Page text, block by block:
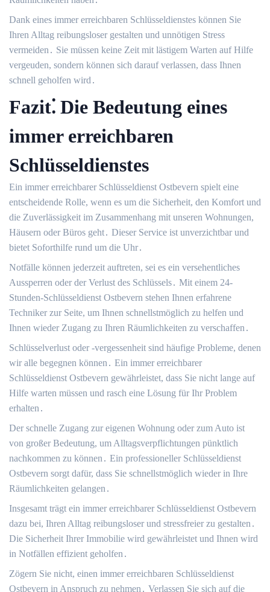
Dank eines immer erreichbaren Schlüsseldienstes können Sie
Ihren Alltag reibungsloser gestalten und unnötigen Stress
vermeiden․ Sie müssen keine Zeit mit lästigem Warten auf Hilfe
vergeuden, sondern können sich darauf verlassen, dass Ihnen
schnell geholfen wird․
Fazit⁚ Die Bedeutung eines
immer erreichbaren
Schlüsseldienstes
Ein immer erreichbarer Schlüsseldienst Ostbevern spielt eine
entscheidende Rolle, wenn es um die Sicherheit, den Komfort und
die Zuverlässigkeit im Zusammenhang mit unseren Wohnungen,
Häusern oder Büros geht․ Dieser Service ist unverzichtbar und
bietet Soforthilfe rund um die Uhr․
Notfälle können jederzeit auftreten, sei es ein versehentliches
Aussperren oder der Verlust des Schlüssels․ Mit einem 24-
Stunden-Schlüsseldienst Ostbevern stehen Ihnen erfahrene
Techniker zur Seite, um Ihnen schnellstmöglich zu helfen und
Ihnen wieder Zugang zu Ihren Räumlichkeiten zu verschaffen․
Schlüsselverlust oder -vergessenheit sind häufige Probleme, denen
wir alle begegnen können․ Ein immer erreichbarer
Schlüsseldienst Ostbevern gewährleistet, dass Sie nicht lange auf
Hilfe warten müssen und rasch eine Lösung für Ihr Problem
erhalten․
Der schnelle Zugang zur eigenen Wohnung oder zum Auto ist
von großer Bedeutung, um Alltagsverpflichtungen pünktlich
nachkommen zu können․ Ein professioneller Schlüsseldienst
Ostbevern sorgt dafür, dass Sie schnellstmöglich wieder in Ihre
Räumlichkeiten gelangen․
Insgesamt trägt ein immer erreichbarer Schlüsseldienst Ostbevern
dazu bei, Ihren Alltag reibungsloser und stressfreier zu gestalten․
Die Sicherheit Ihrer Immobilie wird gewährleistet und Ihnen wird
in Notfällen effizient geholfen․
Zögern Sie nicht, einen immer erreichbaren Schlüsseldienst
Ostbevern in Anspruch zu nehmen․ Verlassen Sie sich auf die